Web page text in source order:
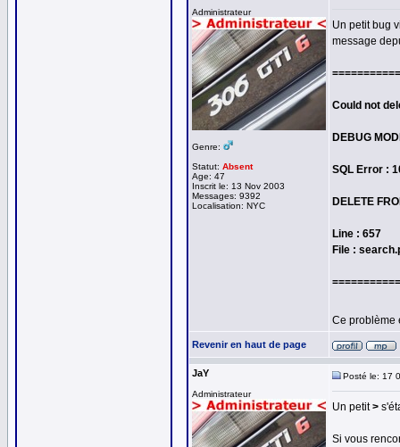
Administrateur
Genre:
Statut: Absent
Age: 47
Inscrit le: 13 Nov 2003
Messages: 9392
Localisation: NYC
Un petit bug
message
Could not
DEBUG
SQL Error :
DELETE
Line : 657
File :
Ce problème
Revenir en haut de page
JaY
Administrateur
Posté le: 17
Un petit>
Si vous